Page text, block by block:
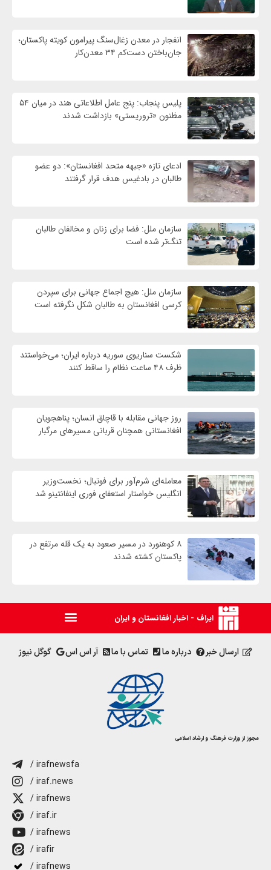
انفجار در معدن زغال‌سنگ پیرامون کویته پاکستان؛
جان‌باختن دست‌کم ۳۴ معدن‌کار
پلیس پنجاب: پنج عامل اطلاعاتی هند در میان ۵۴
مظنون «تروریستی» بازداشت شدند
ادعای تازه «جبهه متحد افغانستان»: دو عضو
طالبان در بادغیس هدف قرار گرفتند
سازمان ملل: فضا برای زنان و مخالفان طالبان
تنگ‌تر شده است
سازمان ملل: هیچ اجماع جهانی برای سپردن
کرسی افغانستان به طالبان شکل نگرفته است
شکست سناریوی سوریه درباره ایران؛ می‌خواستند
ظرف ۴۸ ساعت نظام را ساقط کنند
روز جهانی مقابله با قاچاق انسان؛ پناهجویان
افغانستانی همچنان قربانی مسیرهای مرگبار
معامله‌ای شرم‌آور برای فوتبال؛ نخست‌وزیر
انگلیس خواستار استعفای فوری اینفانتینو شد
۸ کوهنورد در مسیر صعود به یک قله مرتفع در
پاکستان کشته شدند
ایراف - اخبار افغانستان و ایران
ارسال خبر درباره ما تماس با ما آر اس اس گوگل نیوز
مجوز از وزارت فرهنگ و ارشاد اسلامی
/ irafnewsfa
/ iraf.news
/ irafnews
/ iraf.ir
/ irafnews
/ irafir
/ irafnews